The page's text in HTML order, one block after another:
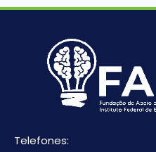
Telefones: